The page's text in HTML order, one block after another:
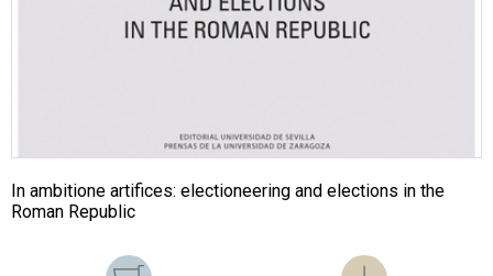
In ambitione artifices: electioneering and elections in the
Roman Republic